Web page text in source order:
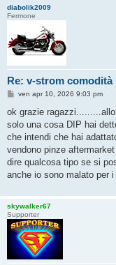
diabolik2009
Fermone
Re: v-strom comodità
M
s
a
g
i
o
ven apr 10, 2026 9:03 pm
ok grazie
solo una cosa DIP hai
che intendi che hai
vendono pinze
dire qualcosa tipo se si
anche io sono malato per
skywalker67
Supporter